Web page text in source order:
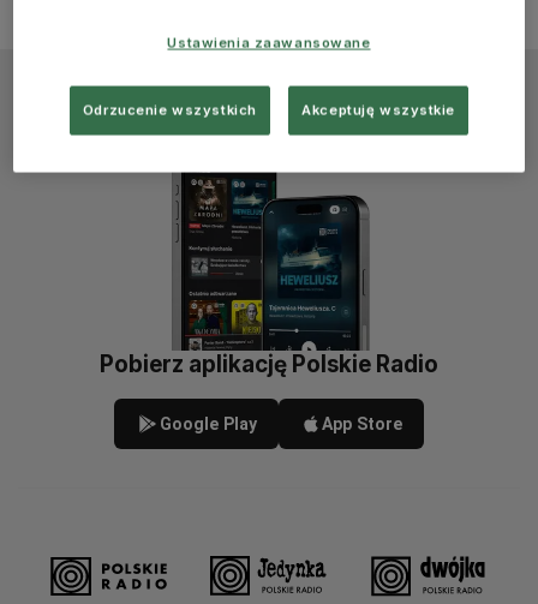
Pobierz aplikację Polskie Radio
Google Play App Store
Ustawienia zaawansowane
Odrzucenie wszystkich Akceptuję wszystkie